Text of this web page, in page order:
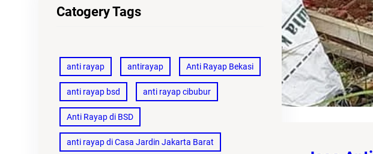
Catogery Tags
anti rayap antirayap Anti Rayap Bekasi
anti rayap bsd anti rayap cibubur
Anti Rayap di BSD
anti rayap di Casa Jardin Jakarta Barat